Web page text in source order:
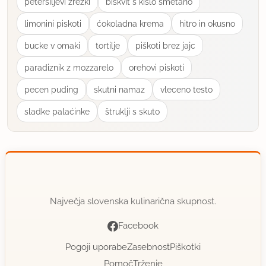
uporabno
čokobananca
član od 2009 132 sporočil
20.8.2013 ob 13:44
Kako pa to shranite, ali se ne pokvari v teh
lollypop
limonini piskoti ćokoladna krema hitro in okusno
bucke v omaki tortilje piškoti brez jajc
paradiznik z mozzarelo orehovi piskoti
pecen puding skutni namaz vleceno testo
sladke palaćinke štruklji s skuto
Največja slovenska kulinarična skupnost.
Facebook
Pogoji uporabeZasebnostPiškotki
PomočTrženje